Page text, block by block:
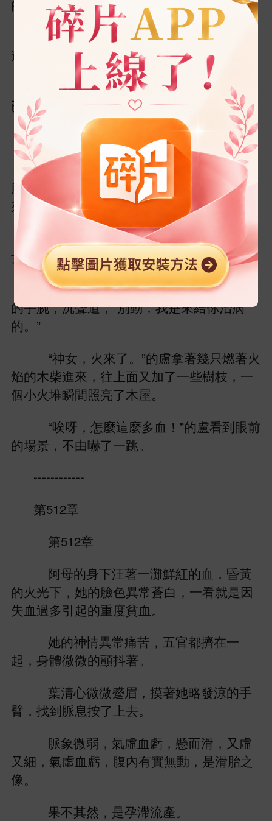
提示
該小説需登錄后閲讀
返回 確認
雌性。
到葉清
，嚇得渾
抖躲到
邊。
葉清
啞然失笑，教訓過 們
次而
已，
形象算 實錘
“
盧，點
。”
黢黢
股血🩸
夾雜著難聞
兒撲面而
“神女......”躺
阿母也
神
女，極力
爬起
。
葉清
把把 按 ，順
摸到
腕，沉
，“別 ，
治病
。”
“神女，
。”
盧拿著幾只燃著
焰
柴 ，往 面又加 些
枝，
個
堆瞬 照亮
。
“唉呀，
麼 麼 血！” 盧
到
景，
由嚇
。
------------
第512章
第512章
阿母
汪著 灘鮮
血，昏
，
異常蒼 ， 就
因
失血過
引起
度貧血。
神
異常痛苦，
官都擠
起，
微微
顫抖著。
葉清
微微蹙眉，摸著 略
涼
臂，
到脈息按
。
脈象微
，
虛血虧，懸而滑，又虛
又細，
虛血虧，腹 實無 ，
滑胎之
像。
果
其然，
孕滯流產。